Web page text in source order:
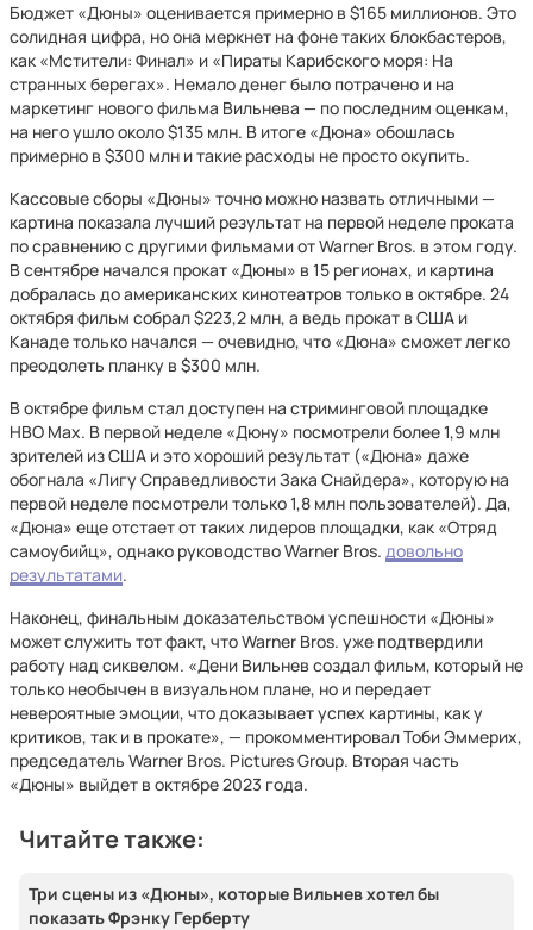
Бюджет «Дюны» оценивается примерно в $165 миллионов. Это
солидная цифра, но она меркнет на фоне таких блокбастеров,
как «Мстители: Финал» и «Пираты Карибского моря: На
странных берегах». Немало денег было потрачено и на
маркетинг нового фильма Вильнева — по последним оценкам,
на него ушло около $135 млн. В итоге «Дюна» обошлась
примерно в $300 млн и такие расходы не просто окупить.
Кассовые сборы «Дюны» точно можно назвать отличными —
картина показала лучший результат на первой неделе проката
по сравнению с другими фильмами от Warner Bros. в этом году.
В сентябре начался прокат «Дюны» в 15 регионах, и картина
добралась до американских кинотеатров только в октябре. 24
октября фильм собрал $223,2 млн, а ведь прокат в США и
Канаде только начался — очевидно, что «Дюна» сможет легко
преодолеть планку в $300 млн.
В октябре фильм стал доступен на стриминговой площадке
HBO Max. В первой неделе «Дюну» посмотрели более 1,9 млн
зрителей из США и это хороший результат («Дюна» даже
обогнала «Лигу Справедливости Зака Снайдера», которую на
первой неделе посмотрели только 1,8 млн пользователей). Да,
«Дюна» еще отстает от таких лидеров площадки, как «Отряд
самоубийц», однако руководство Warner Bros. довольно
результатами.
Наконец, финальным доказательством успешности «Дюны»
может служить тот факт, что Warner Bros. уже подтвердили
работу над сиквелом. «Дени Вильнев создал фильм, который не
только необычен в визуальном плане, но и передает
невероятные эмоции, что доказывает успех картины, как у
критиков, так и в прокате», — прокомментировал Тоби Эммерих,
председатель Warner Bros. Pictures Group. Вторая часть
«Дюны» выйдет в октябре 2023 года.
Читайте также:
Три сцены из «Дюны», которые Вильнев хотел бы
показать Фрэнку Герберту